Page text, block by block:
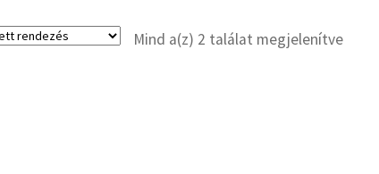
Mind a(z) 2 találat megjelenítve